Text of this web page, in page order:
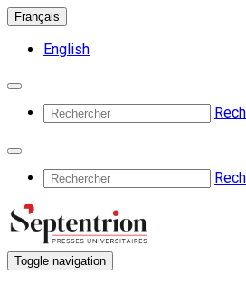
Français
English
Toggle navigation